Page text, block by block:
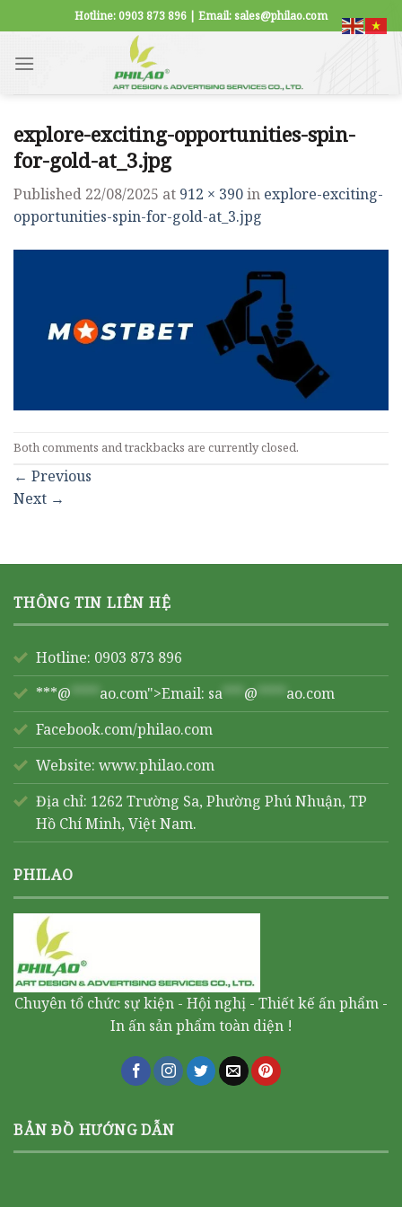
to
content
Hotline: 0903 873 896 | Email: sales@philao.com
explore-exciting-opportunities-spin-
for-gold-at_3.jpg
Published 22/08/2025 at 912 × 390in explore-exciting-
opportunities-spin-for-gold-at_3.jpg
Both comments and trackbacks are currently closed.
← Previous
Next →
THÔNG TIN LIÊN HỆ
Hotline: 0903 873 896
***@ **** ao.com">Email: sa *** @ **** ao.com
Facebook.com/philao.com
Website: www.philao.com
Địa chỉ: 1262 Trường Sa, Phường Phú Nhuận, TP
Hồ Chí Minh, Việt Nam.
PHILAO
Chuyên tổ chức sự kiện - Hội nghị - Thiết kế ấn phẩm -
In ấn sản phẩm toàn diện !
BẢN ĐỒ HƯỚNG DẪN